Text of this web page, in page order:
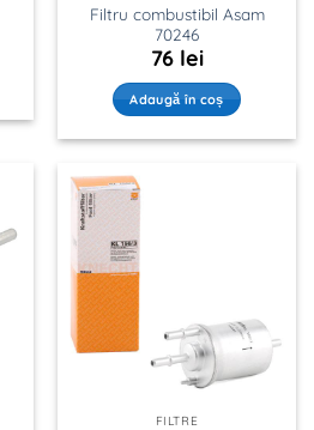
Filtru combustibil Asam
70246
76 lei
Adaugă în coș
FILTRE